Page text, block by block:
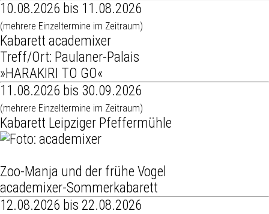
10.08.2026 bis 11.08.2026
(mehrere Einzeltermine im Zeitraum)
Kabarett academixer
Treff/Ort: Paulaner-Palais
»HARAKIRI TO GO«
11.08.2026 bis 30.09.2026
(mehrere Einzeltermine im Zeitraum)
Kabarett Leipziger Pfeffermühle
Zoo-Manja und der frühe Vogel
academixer-Sommerkabarett
12.08.2026 bis 22.08.2026